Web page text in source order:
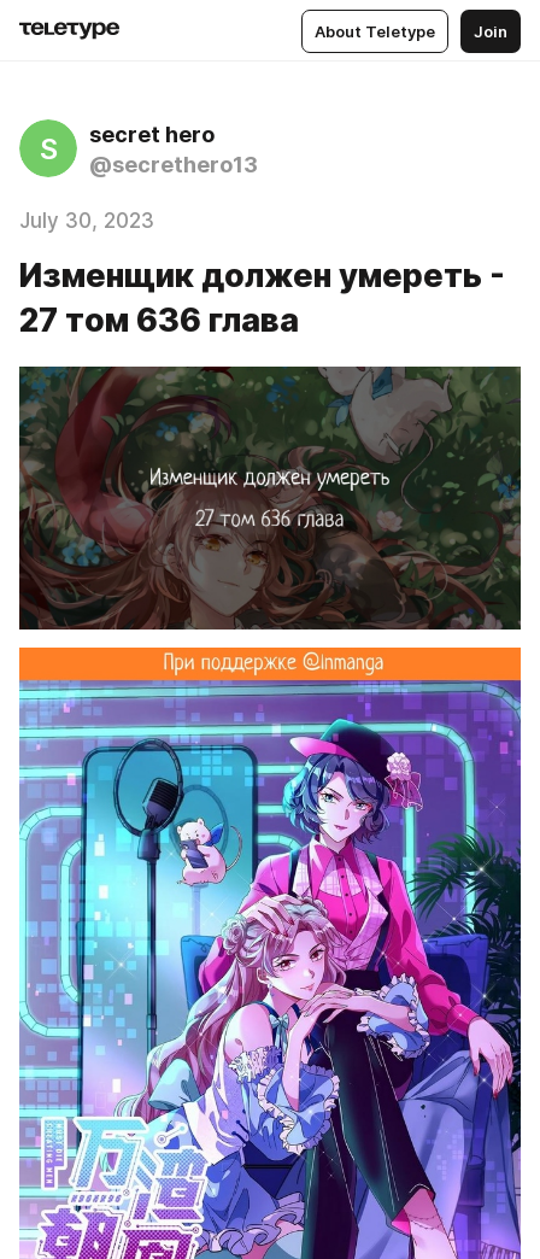
About Teletype Join
S
secret hero
@secrethero13
July 30, 2023
Изменщик должен умереть -
27 том 636 глава